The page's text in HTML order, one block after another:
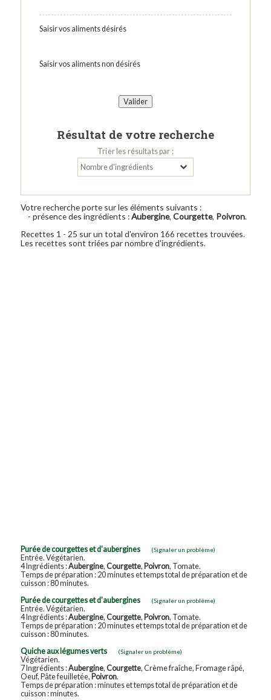
Saisir vos aliments désirés
Saisir vos aliments non désirés
Résultat de votre recherche
Trier les résultats par :
Votre recherche porte sur les éléments suivants :
- présence des ingrédients :Aubergine, Courgette, Poivron.
Recettes 1 - 25 sur un total d'environ 166 recettes trouvées.
Les recettes sont triées par nombre d'ingrédients.
Purée de courgettes et d'aubergines (Signaler un problème)
Entrée. Végétarien.
4 Ingrédients :Aubergine, Courgette, Poivron, Tomate.
Temps de préparation : 20 minutes et temps total de préparation et de
cuisson : 80 minutes.
Purée de courgettes et d'aubergines
(Signaler un problème)
Entrée. Végétarien.
4 Ingrédients :Aubergine, Courgette, Poivron, Tomate.
Temps de préparation : 20 minutes et temps total de préparation et de
cuisson : 80 minutes.
Quiche aux légumes verts
(Signaler un problème)
Végétarien.
7 Ingrédients :Aubergine, Courgette, Crème fraîche, Fromage râpé,
Oeuf, Pâte feuilletée, Poivron.
Temps de préparation : minutes et temps total de préparation et de
cuisson : minutes.